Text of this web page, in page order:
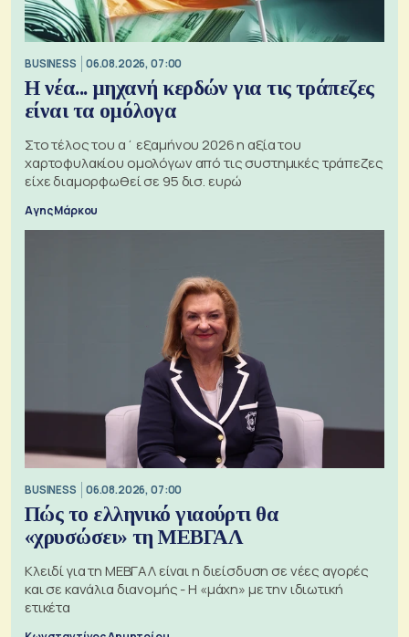
BUSINESS 06.08.2026, 07:00
Η νέα... μηχανή κερδών για τις τράπεζες
είναι τα ομόλογα
Στο τέλος του α΄ εξαμήνου 2026 η αξία του
χαρτοφυλακίου ομολόγων από τις συστημικές τράπεζες
είχε διαμορφωθεί σε 95 δισ. ευρώ
Αγης Μάρκου
BUSINESS 06.08.2026, 07:00
Πώς το ελληνικό γιαούρτι θα
«χρυσώσει» τη ΜΕΒΓΑΛ
Κλειδί για τη ΜΕΒΓΑΛ είναι η διείσδυση σε νέες αγορές
και σε κανάλια διανομής - Η «μάχη» με την ιδιωτική
ετικέτα